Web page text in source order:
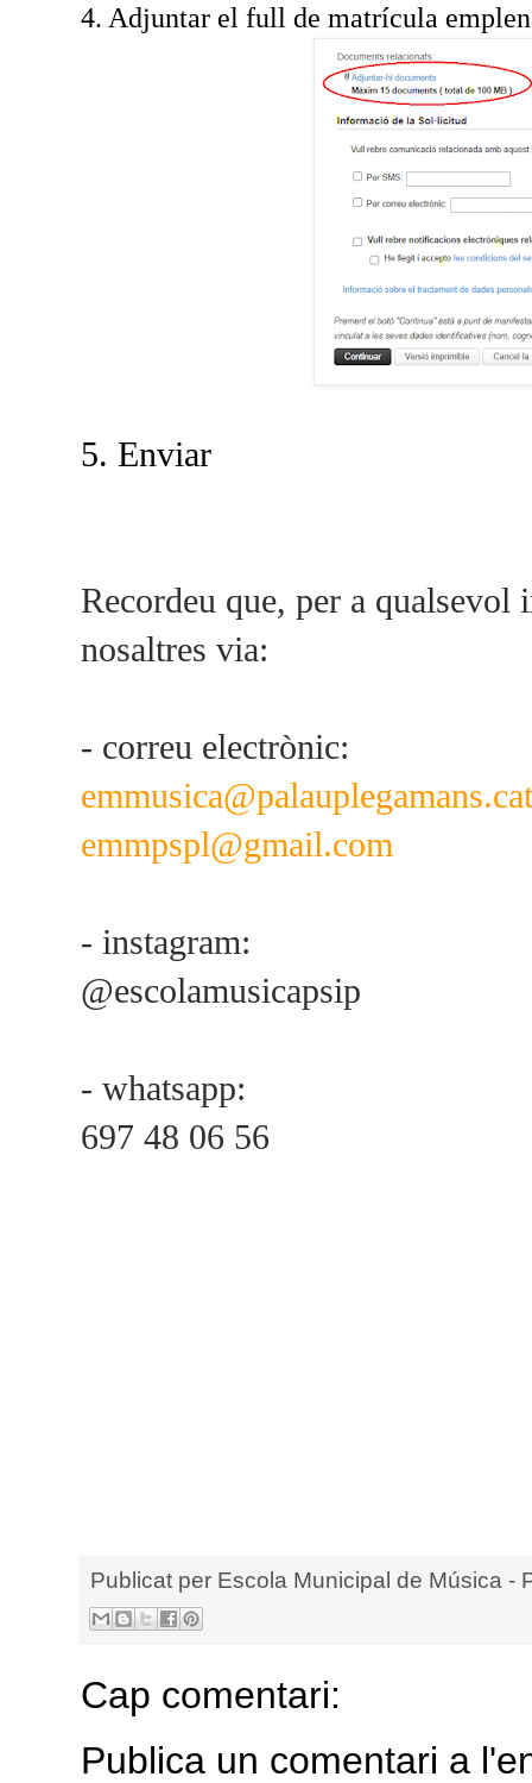
4. Adjuntar el full de matrícula
5. Enviar
Recordeu que, per a
nosaltres via:
- correu electrònic:
emmusica@palauplegamans.cat
emmpspl@gmail.com
- instagram:
@escolamusicapsip
- whatsapp:
697 48 06 56
Publicat per Escola Municipal de Música -
Cap comentari:
Publica un comentari a